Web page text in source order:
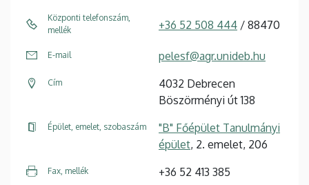
Központi telefonszám,
mellék
+36 52 508 444 / 88470
E-mail pelesf@agr.unideb.hu
Cím
4032 Debrecen
Böszörményi út 138
Épület, emelet, szobaszám
"B" Főépület Tanulmányi
épület, 2. emelet, 206
Fax, mellék +36 52 413 385